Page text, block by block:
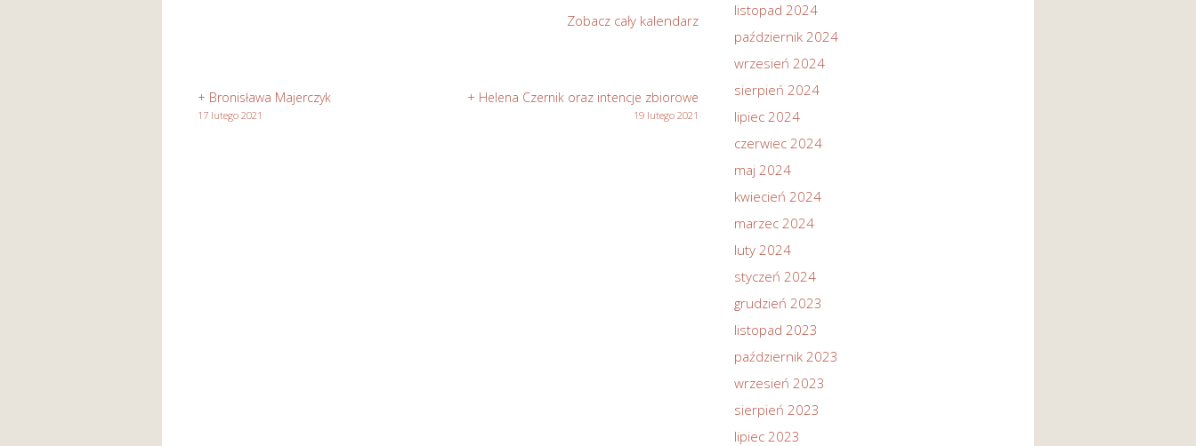
Zobacz cały kalendarz
+ Bronisława Majerczyk
17 lutego 2021
+ Helena Czernik oraz intencje zbiorowe
19 lutego 2021
listopad 2024
październik 2024
wrzesień 2024
sierpień 2024
lipiec 2024
czerwiec 2024
maj 2024
kwiecień 2024
marzec 2024
luty 2024
styczeń 2024
grudzień 2023
listopad 2023
październik 2023
wrzesień 2023
sierpień 2023
lipiec 2023